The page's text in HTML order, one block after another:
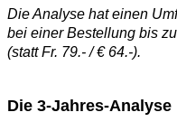
Die Analyse hat einen
bei einer Bestellung bis
(statt Fr. 79.- / € 64.-).
Die 3-Jahres-Analyse